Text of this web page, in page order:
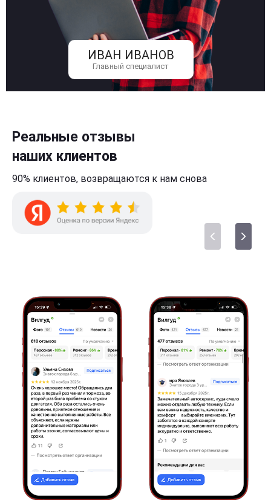
ИВАН ИВАНОВ
Главный специалист
Реальные отзывы
наших клиентов
90% клиентов, возвращаются к нам снова